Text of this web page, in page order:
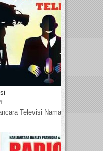
Televisi Nama